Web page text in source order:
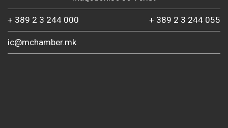
+ 389 2 3 244 000 + 389 2 3 244 055
ic@mchamber.mk